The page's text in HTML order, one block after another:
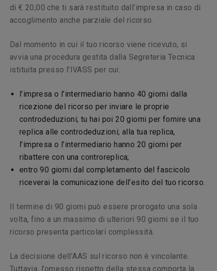
di € 20,00 che ti sarà restituito dall’impresa in caso di
accoglimento anche parziale del ricorso.
Dal momento in cui il tuo ricorso viene ricevuto, si
avvia una procedura gestita dalla Segreteria Tecnica
istituita presso l’IVASS per cui:
l’impresa o l’intermediario hanno 40 giorni dalla
ricezione del ricorso per inviare le proprie
controdeduzioni; tu hai poi 20 giorni per fornire una
replica alle controdeduzioni; alla tua replica,
l’impresa o l’intermediario hanno 20 giorni per
ribattere con una controreplica;
entro 90 giorni dal completamento del fascicolo
riceverai la comunicazione dell’esito del tuo ricorso.
Il termine di 90 giorni può essere prorogato una sola
volta, fino a un massimo di ulteriori 90 giorni se il tuo
ricorso presenta particolari complessità.
La decisione dell’AAS sul ricorso non è vincolante.
Tuttavia, l’omesso rispetto della stessa comporta la